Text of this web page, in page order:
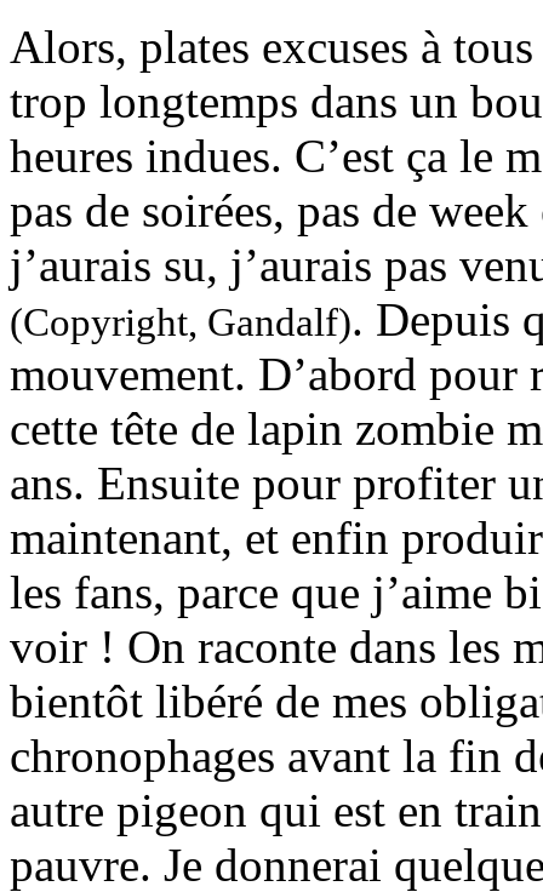
Alors, plates excuses à
trop longtemps dans un
heures indues. C’est ça le
pas de soirées, pas de
j’aurais su, j’aurais pas
(Copyright, Gandalf). Depuis
mouvement. D’abord pour
cette tête de lapin zombie
ans. Ensuite pour profiter
maintenant, et enfin
les fans, parce que j’aime
voir ! On raconte dans les
bientôt libéré de mes
chronophages avant la fin
autre pigeon qui est en
pauvre. Je donnerai